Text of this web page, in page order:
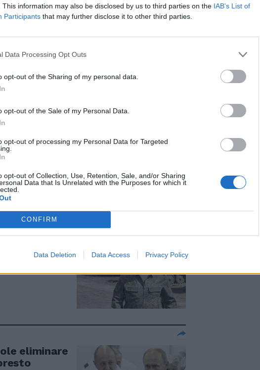
This information may also be disclosed by us to third parties on the IAB’s List of
Participants that may further disclose it to other third parties.
Data Processing Opt Outs
opt-out of the Sharing of my personal data.
opt-out of the Sale of my Personal Data.
opt-out of processing my Personal Data for Targeted
opt-out of Collection, Use, Retention, Sale, and/or Sharing
Data that Is Unrelated with the Purposes for which it
CONFIRM
Data Deletion Data Access Privacy Policy
d’oro:
nel
ferma la
caos
di Stato
eliminare